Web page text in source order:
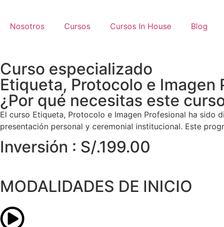
Nosotros Cursos Cursos In House Blog
Curso especializado
Etiqueta, Protocolo e Imagen
¿Por qué necesitas este
El curso Etiqueta, Protocolo e Imagen Profesional ha
presentación personal y ceremonial institucional. Este
Inversión : S/.199.00
MODALIDADES DE INICIO